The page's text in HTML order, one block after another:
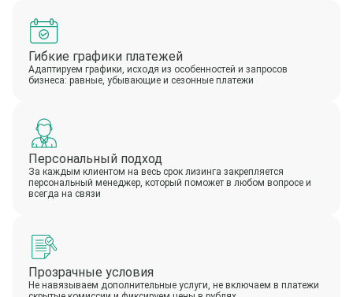
Гибкие графики платежей
Адаптируем графики, исходя из особенностей и запросов
бизнеса: равные, убывающие и сезонные платежи
Персональный подход
За каждым клиентом на весь срок лизинга закрепляется
персональный менеджер, который поможет в любом вопросе и
всегда на связи
Прозрачные условия
Не навязываем дополнительные услуги, не включаем в платежи